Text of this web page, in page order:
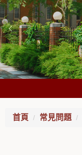
首頁 常見問題